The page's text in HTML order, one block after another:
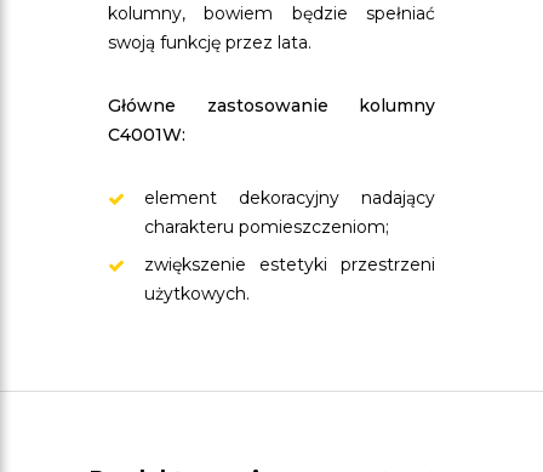
kolumny, bowiem będzie spełniać
swoją funkcję przez lata.
Główne zastosowanie kolumny
C4001W:
element dekoracyjny nadający
charakteru pomieszczeniom;
zwiększenie estetyki przestrzeni
użytkowych.